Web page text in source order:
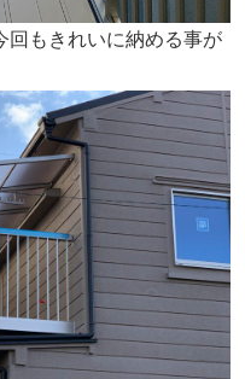
回もきれいに納める事が